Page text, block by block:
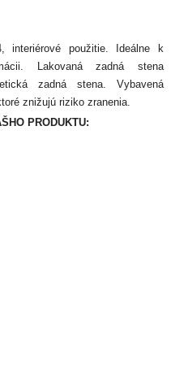
interiérové použitie. Ideálne k
Lakovaná zadná stena
zadná stena. Vybavená
znižujú riziko zranenia.
PRODUKTU: